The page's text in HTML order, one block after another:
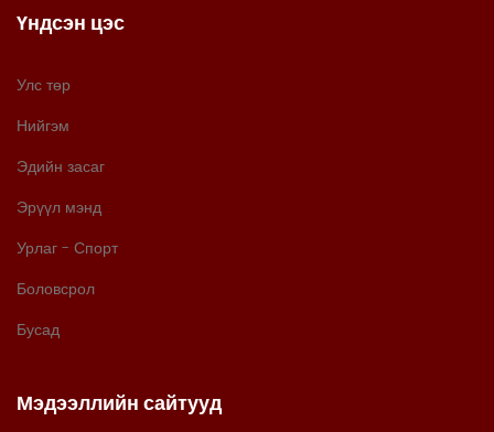
Үндсэн цэс
Улс төр
Нийгэм
Эдийн засаг
Эрүүл мэнд
Урлаг - Спорт
Боловсрол
Бусад
Мэдээллийн сайтууд